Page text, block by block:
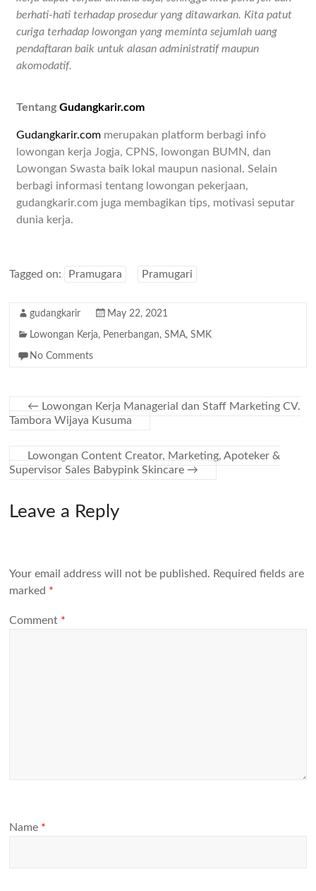
berhati-hati terhadap prosedur yang ditawarkan. Kita patut
curiga terhadap lowongan yang meminta sejumlah uang
pendaftaran baik untuk alasan administratif maupun
akomodatif.
TentangGudangkarir.com
Gudangkarir.com merupakan platform berbagi info
lowongan kerja Jogja, CPNS, lowongan BUMN, dan
Lowongan Swasta baik lokal maupun nasional. Selain
berbagi informasi tentang lowongan pekerjaan,
gudangkarir.com juga membagikan tips, motivasi seputar
dunia kerja.
Tagged on: Pramugara Pramugari
gudangkarir May 22, 2021
Lowongan Kerja, Penerbangan,SMA,SMK
No Comments
← Lowongan Kerja Managerial dan Staff Marketing CV.
Tambora Wijaya Kusuma
Lowongan Content Creator, Marketing, Apoteker &
Supervisor Sales Babypink Skincare →
Leave a Reply
Your email address will not be published. Required fields are
marked *
Comment *
Name *